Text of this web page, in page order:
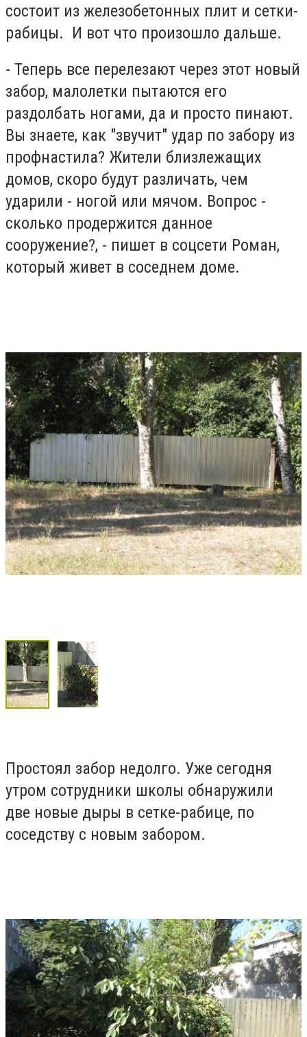
состоит из железобетонных плит и сетки-
рабицы. И вот что произошло дальше.
- Теперь все перелезают через этот новый
забор, малолетки пытаются его
раздолбать ногами, да и просто пинают.
Вы знаете, как "звучит" удар по забору из
профнастила? Жители близлежащих
домов, скоро будут различать, чем
ударили - ногой или мячом. Вопрос -
сколько продержится данное
сооружение?, - пишет в соцсети Роман,
который живет в соседнем доме.
Простоял забор недолго. Уже сегодня
утром сотрудники школы обнаружили
две новые дыры в сетке-рабице, по
соседству с новым забором.